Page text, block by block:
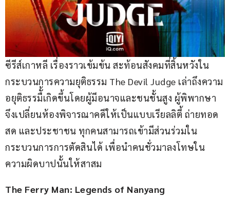
ซีรีส์เกาหลี เรื่องราวเข้มข้น สะท้อนสังคมที่สิ้นหวังใน
กระบวนการความยุติธรรม The Devil Judge เล่าถึงความ
อยุติธรรมืั้เกิดขึ้นโดยผู้มีอนาจและชนชั้นสูง ผู้พิพากษา
จึงเปลี่ยนห้องพิจารณาคดีให้เป็นแบบเรียลลิตี้ ถ่ายทอด
สด และประชาชน ทุกคนสามารถเข้ามีส่วนร่วมใน
กระบวนการการตัดสินได้ เพื่อนำคนชั่วมาลงโทษใน
ความผิดบาปนั้นให้สาสม
The Ferry Man: Legends of Nanyang